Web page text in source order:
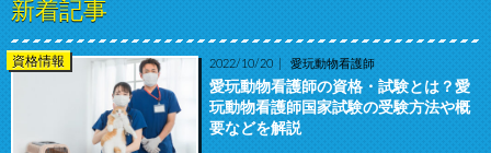
新着記事
資格情報 2022/10/20 愛玩動物看護師
愛玩動物看護師の資格・試験とは？愛
玩動物看護師国家試験の受験方法や概
要などを解説